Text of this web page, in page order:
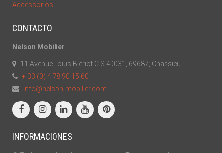
Accessorios
CONTACTO
Nelson Mobilier
11 Avenue Louis Blériot C.S 40031, 69687, Chassieu
+ 33 (0) 4 78 90 15 60
info@nelson-mobilier.com
INFORMACIONES